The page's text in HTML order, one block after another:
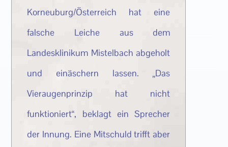
Korneuburg/Österreich hat eine
falsche Leiche aus dem
Landesklinikum Mistelbach abgeholt
und einäschern lassen. „Das
Vieraugenprinzip hat nicht
funktioniert“, beklagt ein Sprecher
der Innung. Eine Mitschuld trifft aber